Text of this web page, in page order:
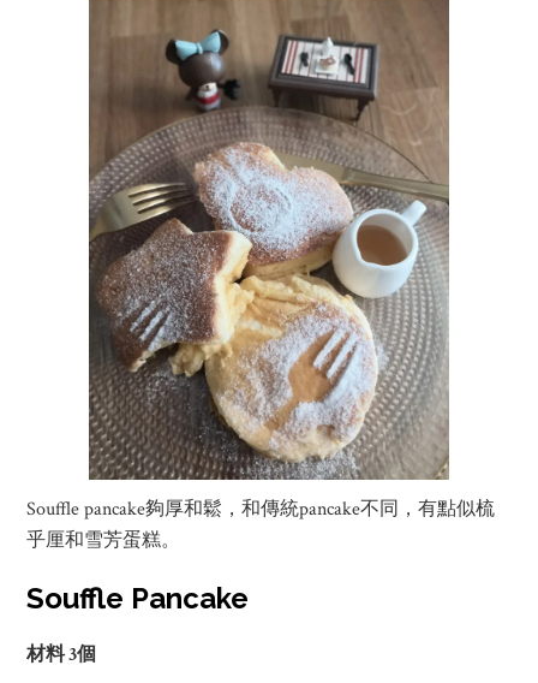
Souffle pancake夠厚和鬆，和傳統pancake不同，有點似梳
乎厘和雪芳蛋糕。
Souffle Pancake
材料 3個